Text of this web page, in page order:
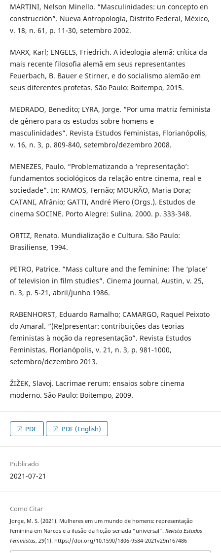
MARTINI, Nelson Minello. “Masculinidades: un concepto en
construcción”. Nueva Antropología, Distrito Federal, México,
v. 18, n. 61, p. 11-30, setembro 2002.
MARX, Karl; ENGELS, Friedrich. A ideologia alemã: crítica da
mais recente filosofia alemã em seus representantes
Feuerbach, B. Bauer e Stirner, e do socialismo alemão em
seus diferentes profetas. São Paulo: Boitempo, 2015.
MEDRADO, Benedito; LYRA, Jorge. “Por uma matriz feminista
de gênero para os estudos sobre homens e
masculinidades”. Revista Estudos Feministas, Florianópolis,
v. 16, n. 3, p. 809-840, setembro/dezembro 2008.
MENEZES, Paulo. “Problematizando a ‘representação’:
fundamentos sociológicos da relação entre cinema, real e
sociedade”. In: RAMOS, Fernão; MOURÃO, Maria Dora;
CATANI, Afrânio; GATTI, André Piero (Orgs.). Estudos de
cinema SOCINE. Porto Alegre: Sulina, 2000. p. 333-348.
ORTIZ, Renato. Mundialização e Cultura. São Paulo:
Brasiliense, 1994.
PETRO, Patrice. “Mass culture and the feminine: The ‘place’
of television in film studies”. Cinema Journal, Austin, v. 25,
n. 3, p. 5-21, abril/junho 1986.
RABENHORST, Eduardo Ramalho; CAMARGO, Raquel Peixoto
do Amaral. “(Re)presentar: contribuições das teorias
feministas à noção da representação”. Revista Estudos
Feministas, Florianópolis, v. 21, n. 3, p. 981-1000,
setembro/dezembro 2013.
ŽIŽEK, Slavoj. Lacrimae rerum: ensaios sobre cinema
moderno. São Paulo: Boitempo, 2009.
PDF PDF (English)
Publicado
2021-07-21
Como Citar
Jorge, M. S. (2021). Mulheres em um mundo de homens: representação
feminina em Narcos e a ilusão da ficção seriada “universal”. Revista Estudos
Feministas, 29(1). https://doi.org/10.1590/1806-9584-2021v29n167486